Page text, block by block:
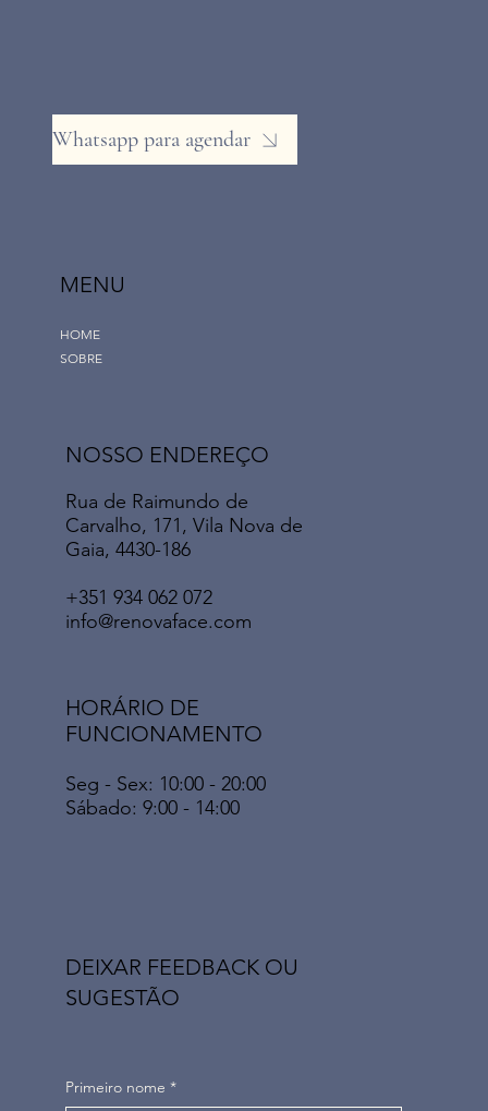
Whatsapp para agendar
HOME
SOBRE
MENU
Rua de Raimundo de
Carvalho, 171, Vila Nova de
Gaia, 4430-186
+351 934 062 072
info@renovaface.com
NOSSO ENDEREÇO
Seg - Sex: 10:00 - 20:00
​​Sábado: 9:00 - 14:00
HORÁRIO DE
FUNCIONAMENTO
Primeiro nome *
DEIXAR FEEDBACK OU
SUGESTÃO